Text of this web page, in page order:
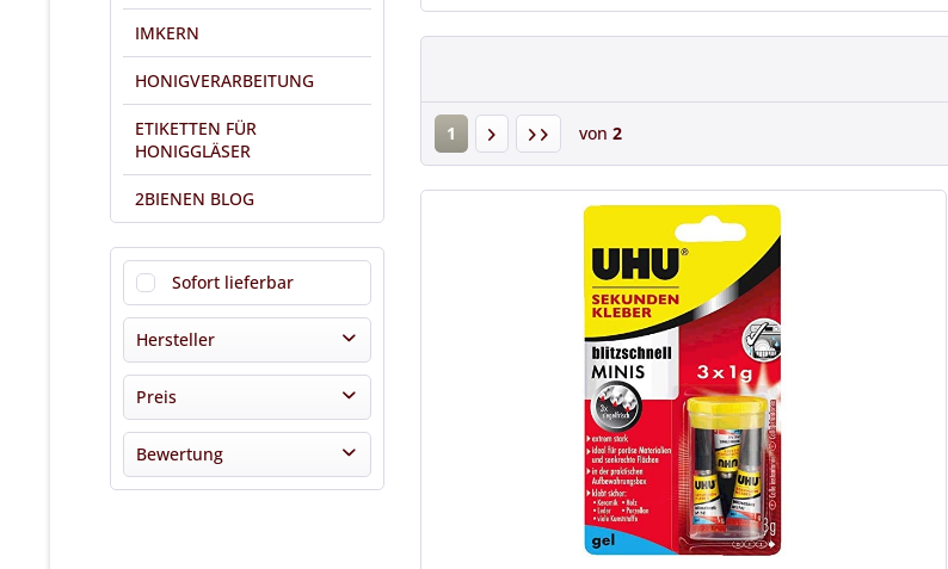
IMKERN
HONIGVERARBEITUNG
ETIKETTEN FÜR
HONIGGLÄSER
2BIENEN BLOG
Sofort lieferbar
Hersteller
2BIENEN
Imkereibedarf Buschhausen
Park Plus
STÖHR
Preis
von1,85 €bis46,50 €
Bewertung
1 von 2